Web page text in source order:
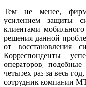
Тем не менее,
усилением защиты
клиентами
решения данной
от восстановления
Корреспонденты
операторов, подобные
четырех раз за весь
сотрудник компании